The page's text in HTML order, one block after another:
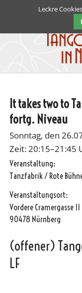
It takes two to
fortg. Niveau
Sonntag, den
Zeit: 20:15–21:45
Veranstaltung:
Tanzfabrik / Rote
Veranstaltungsort:
Vordere Cramergasse 11
90478 Nürnberg
(offener)
LF
Leckre